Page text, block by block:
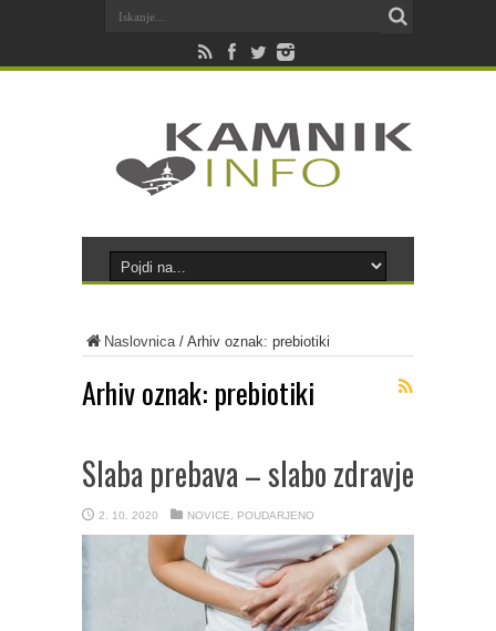
Naslovnica/ Arhiv oznak: prebiotiki
Arhiv oznak: prebiotiki
Slaba prebava – slabo zdravje
2. 10. 2020 NOVICE POUDARJENO